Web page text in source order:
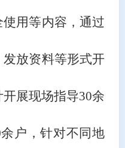
用等内容，通过
放资料等形式开
展现场指导30余
户，针对不同地